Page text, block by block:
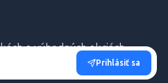
a výhodných akciách.
Prihlásiť sa